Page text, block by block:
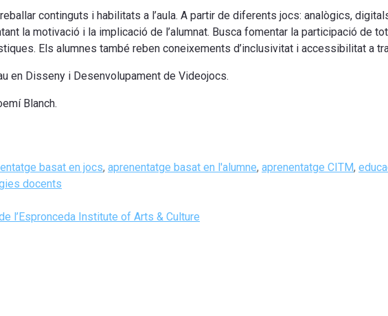
continguts i habilitats a l’aula. A partir de diferents jocs: analògics,
la motivació i la implicació de l’alumnat. Busca fomentar la participació de
Els alumnes també reben coneixements d’inclusivitat i accessibilitat a
en Disseny i Desenvolupament de Videojocs.
Blanch.
basat en jocs, aprenentatge basat en l'alumne, aprenentatge CITM,
docents
l’Espronceda Institute of Arts & Culture